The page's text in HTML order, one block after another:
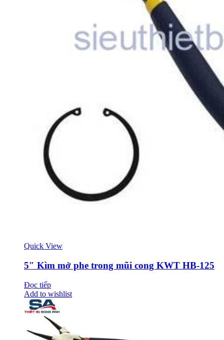
Quick View
5″ Kìm mở phe trong mũi cong KWT HB-125
Đọc tiếp
Add to wishlist